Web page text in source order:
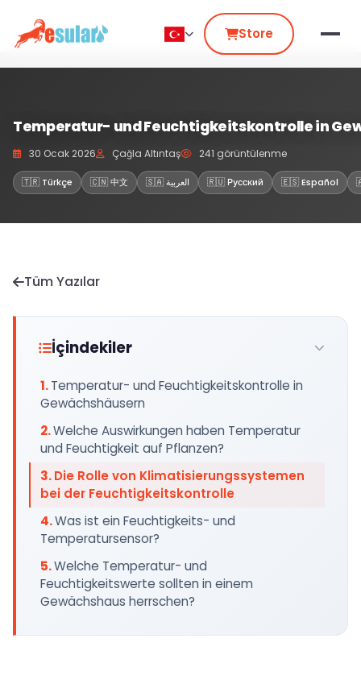
Store
Temperatur- und Feuchtigkeitskontrolle in
30 Ocak 2026 Çağla Altıntaş 241 görüntülenme
🇹🇷 Türkçe 🇨🇳 中文 🇸🇦 العربية 🇷🇺 Русский 🇪🇸 Español
Tüm Yazılar
İçindekiler
Temperatur- und Feuchtigkeitskontrolle in
Gewächshäusern
Welche Auswirkungen haben Temperatur
und Feuchtigkeit auf Pflanzen?
Die Rolle von Klimatisierungssystemen
bei der Feuchtigkeitskontrolle
Was ist ein Feuchtigkeits- und
Temperatursensor?
Welche Temperatur- und
Feuchtigkeitswerte sollten in einem
Gewächshaus herrschen?